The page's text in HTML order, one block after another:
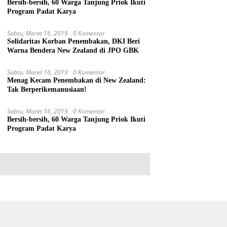
Bersih-bersih, 60 Warga Tanjung Priok Ikuti
Program Padat Karya
Sabtu, Maret 16, 2019 0 Komentar
Solidaritas Korban Penembakan, DKI Beri
Warna Bendera New Zealand di JPO GBK
Sabtu, Maret 16, 2019 0 Komentar
Menag Kecam Penembakan di New Zealand:
Tak Berperikemanusiaan!
Sabtu, Maret 16, 2019 0 Komentar
Bersih-bersih, 60 Warga Tanjung Priok Ikuti
Program Padat Karya